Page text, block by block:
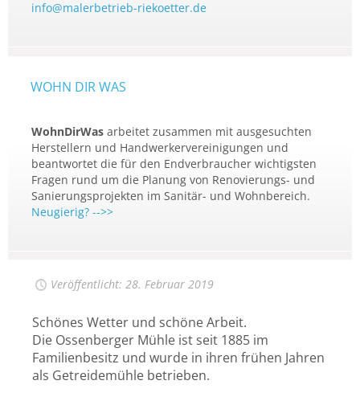
info@malerbetrieb-riekoetter.de
WOHN DIR WAS
WohnDirWas arbeitet zusammen mit ausgesuchten
Herstellern und Handwerkervereinigungen und
beantwortet die für den Endverbraucher wichtigsten
Fragen rund um die Planung von Renovierungs- und
Sanierungsprojekten im Sanitär- und Wohnbereich.
Neugierig? -->>
Veröffentlicht: 28. Februar 2019
Schönes Wetter und schöne Arbeit.
Die Ossenberger Mühle ist seit 1885 im
Familienbesitz und wurde in ihren frühen Jahren
als Getreidemühle betrieben.